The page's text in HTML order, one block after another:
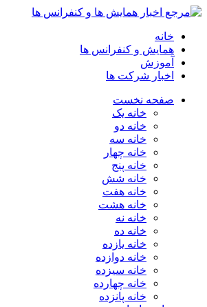
خانه
همایش و کنفرانس ها
آموزش
اخبار شرکت ها
صفحه نخست
خانه یک
خانه دو
خانه سه
خانه چهار
خانه پنج
خانه شش
خانه هفت
خانه هشت
خانه نه
خانه ده
خانه یازده
خانه دوازده
خانه سیزده
خانه چهارده
خانه پانزده